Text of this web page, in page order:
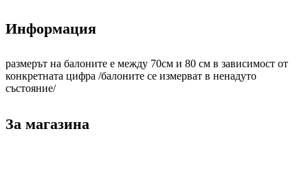
Информация
размерът на балоните е между 70см и 80 см в зависимост от
конкретната цифра /балоните се измерват в ненадуто
състояние/
За магазина